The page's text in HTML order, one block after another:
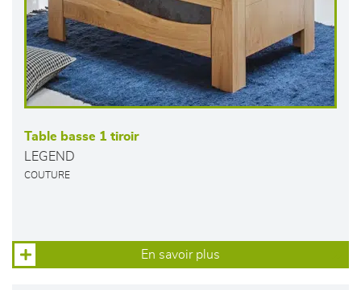
Table basse 1 tiroir
LEGEND
COUTURE
En savoir plus